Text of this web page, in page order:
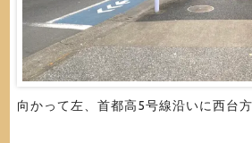
向かって左、首都高5号線沿いに西台方